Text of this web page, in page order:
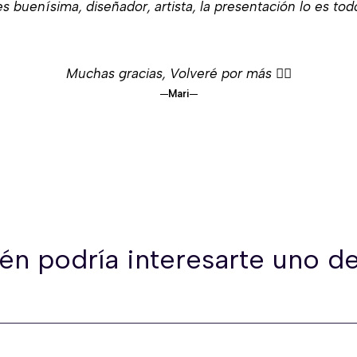
buenísima, diseñador, artista, la presentación lo es
Muchas gracias, Volveré por más 👌🏻
Mari
podría interesarte uno